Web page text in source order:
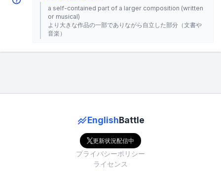
a self-contained part of a larger composition (written
or musical)
より大きな作品の一部でありながら自立した部分（文書や
音楽）
EnglishBattle
更新状況配信中
プライバシーポリシー
ライセンス